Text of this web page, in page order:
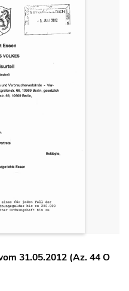
31.05.2012 (Az. 44 O